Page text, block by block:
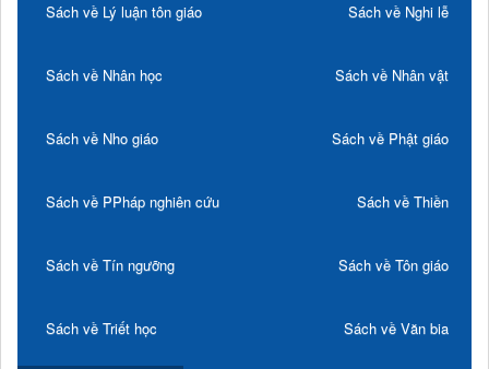
Sách về Lý luận tôn giáo Sách về Nghi lễ
Sách về Nhân học Sách về Nhân vật
Sách về Nho giáo Sách về Phật giáo
Sách về PPháp nghiên cứu Sách về Thiền
Sách về Tín ngưỡng Sách về Tôn giáo
Sách về Triết học Sách về Văn bia